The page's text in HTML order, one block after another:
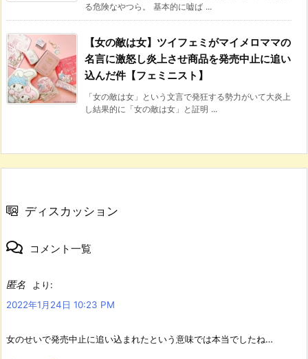
る危険なやつら。 基本的に嘘ば ...
【女の敵は女】ツイフェミがマイメロママの
名言に激怒し炎上させ商品を発売中止に追い
込んだ件【フェミニスト】
「女の敵は女」という文言で発狂する勢力がいて大炎上
し結果的に「女の敵は女」と証明 ...
ディスカッション
コメント一覧
匿名
より:
2022年1月24日 10:23 PM
女のせいで発売中止に追い込まれたという意味では本当でしたね…